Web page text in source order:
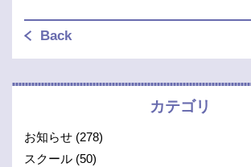
Back
カテゴリ
お知らせ (278)
スクール (50)